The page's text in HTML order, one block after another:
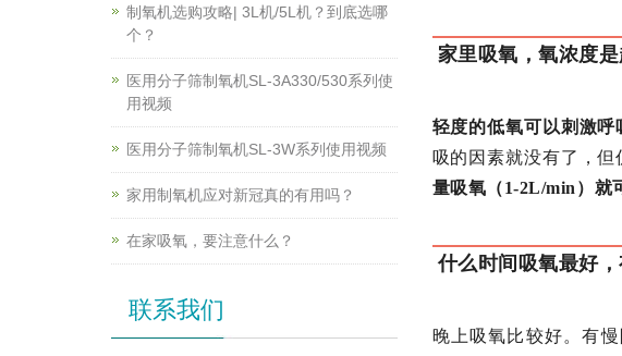
家里吸氧，氧浓度
轻度的低氧可以刺激
吸的因素就没有了，但
量吸氧（1-2L/min）就
什么时间吸氧最好
晚上吸氧比较好。有
制氧机选购攻略| 3L机/5L机？到底选哪
个？
医用分子筛制氧机SL-3A330/530系列使
用视频
医用分子筛制氧机SL-3W系列使用视频
家用制氧机应对新冠真的有用吗？
在家吸氧，要注意什么？
联系我们